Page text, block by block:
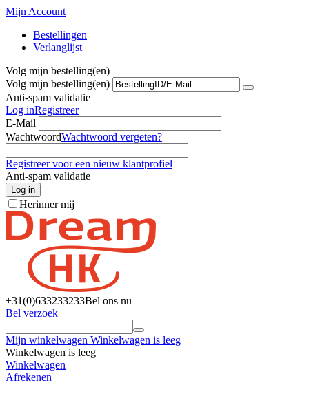
Mijn Account
Bestellingen
Verlanglijst
Volg mijn bestelling(en)
Volg mijn bestelling(en)
Anti-spam validatie
Log inRegistreer
E-Mail
WachtwoordWachtwoord vergeten?
Registreer voor een nieuw klantprofiel
Anti-spam validatie
Log in
Herinner mij
+31(0)633233233Bel ons nu
Bel verzoek
Mijn winkelwagen Winkelwagen is leeg
Winkelwagen is leeg
Winkelwagen
Afrekenen